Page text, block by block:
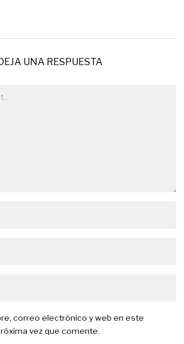
UNA RESPUESTA
correo electrónico y web en este
vez que comente.